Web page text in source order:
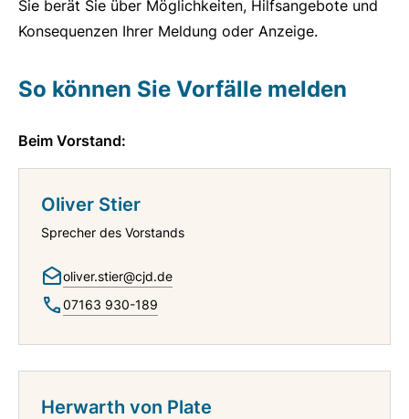
Sie berät Sie über Möglichkeiten, Hilfsangebote und
Konsequenzen Ihrer Meldung oder Anzeige.
So können Sie Vorfälle melden
Beim Vorstand:
Oliver Stier
Sprecher des Vorstands
oliver.stier@cjd.de
07163 930-189
Herwarth von Plate